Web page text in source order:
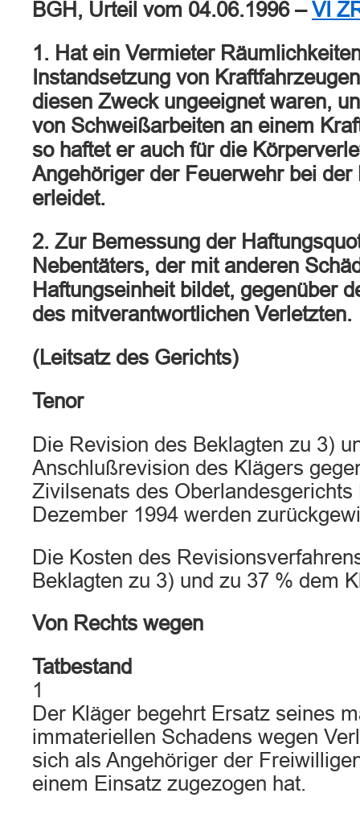
BGH, Urteil vom 04.06.1996 –VI
1. Hat ein Vermieter
Instandsetzung von
diesen Zweck ungeeignet waren,
von Schweißarbeiten an einem
so haftet er auch für die
Angehöriger der Feuerwehr bei der
erleidet.
2. Zur Bemessung der
Nebentäters, der mit anderen
Haftungseinheit bildet, gegenüber
des mitverantwortlichen Verletzten.
(Leitsatz des Gerichts)
Tenor
Die Revision des Beklagten zu 3)
Anschlußrevision des Klägers
Zivilsenats des
Dezember 1994 werden
Die Kosten des
Beklagten zu 3) und zu 37 % dem
Von Rechts wegen
Tatbestand
1
Der Kläger begehrt Ersatz seines
immateriellen Schadens wegen
sich als Angehöriger der
einem Einsatz zugezogen hat.